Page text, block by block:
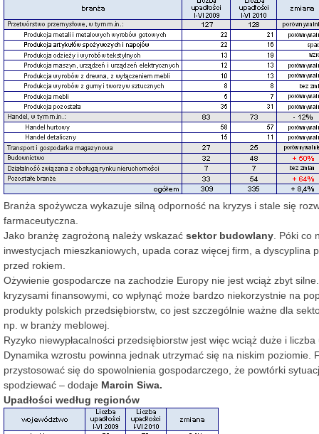
Branża spożywcza wykazuje silną odporność na kryzys i stale się
farmaceutyczna.
Jako branżę zagrożoną należy wskazać sektor budowlany . Póki
inwestycjach mieszkaniowych, upada coraz więcej firm, a dyscyplina
przed rokiem.
Ożywienie gospodarcze na zachodzie Europy nie jest wciąż zbyt
kryzysami finansowymi, co wpłynąć może bardzo niekorzystnie na
produkty polskich przedsiębiorstw, co jest szczególnie ważne dla
np. w branży meblowej.
Ryzyko niewypłacalności przedsiębiorstw jest więc wciąż duże i liczba
Dynamika wzrostu powinna jednak utrzymać się na niskim poziomie.
przystosować się do spowolnienia gospodarczego, że powtórki
spodziewać – dodaje Marcin Siwa.
Upadłości według regionów